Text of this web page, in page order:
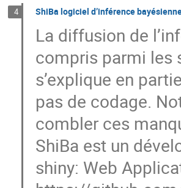
4 ShiBa logiciel d’inférence
La diffusion de
compris parmi les
s’explique en
pas de codage.
combler ces
ShiBa est un
shiny: Web